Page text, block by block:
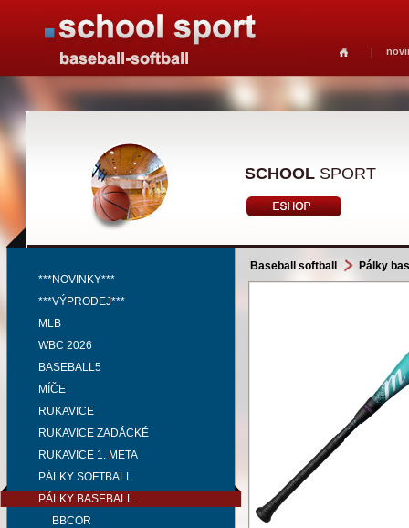
SCHOOL SPORT
***NOVINKY***
***VÝPRODEJ***
MLB
WBC 2026
BASEBALL5
MÍČE
RUKAVICE
RUKAVICE ZADÁCKÉ
RUKAVICE 1. META
PÁLKY SOFTBALL
PÁLKY BASEBALL
BBCOR
Baseball softball Pálky